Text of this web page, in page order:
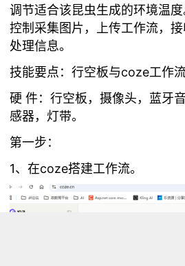
调节适合该昆虫生成的环境温
控制采集图片，上传工作流，
处理信息。
技能要点：行空板与coze工作流
硬 件：行空板，摄像头，蓝牙
感器，灯带。
第一步：
1、在coze搭建工作流。